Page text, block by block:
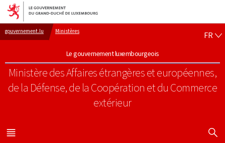
Aller au menu principal
Aller au contenu
gouvernement.lu Ministères
Le gouvernement luxembourgeois
Ministère des Affaires étrangères et européennes,
de la Défense, de la Coopération et du Commerce
extérieur
FR
MENU
PRINCIPAL